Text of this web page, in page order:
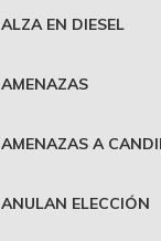
ALZA EN DIESEL
AMENAZAS
AMENAZAS A
ANULAN ELECCIÓN